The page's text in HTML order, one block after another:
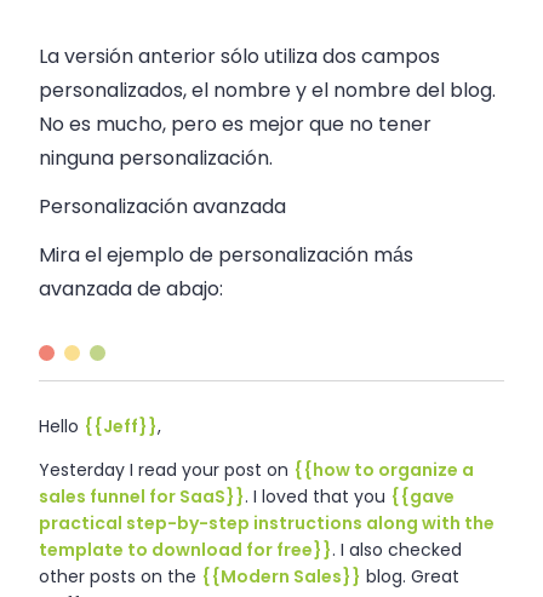
La versión anterior sólo utiliza dos campos
personalizados, el nombre y el nombre del blog.
No es mucho, pero es mejor que no tener
ninguna personalización.
Personalización avanzada
Mira el ejemplo de personalización más
avanzada de abajo:
Hello {{Jeff}},
Yesterday I read your post on {{how to organize a
sales funnel for SaaS}}. I loved that you {{gave
practical step-by-step instructions along with the
template to download for free}}. I also checked
other posts on the {{Modern Sales}} blog. Great